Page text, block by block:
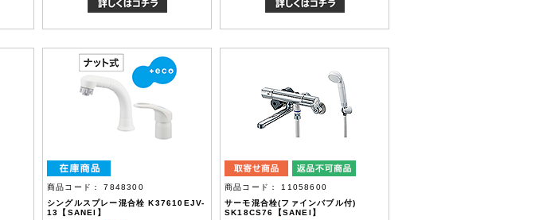
商品コード： 7848300
シングルスプレー混合栓 K37610EJV-
13【SANEI】
商品コード： 11058600
サーモ混合栓(ファインバブル付)
SK18CS76【SANEI】